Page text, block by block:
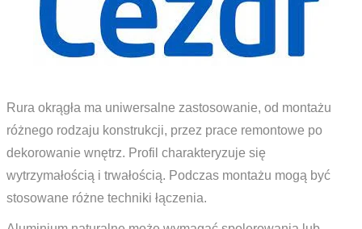
Rura okrągła ma uniwersalne zastosowanie, od montażu
różnego rodzaju konstrukcji, przez prace remontowe po
dekorowanie wnętrz. Profil charakteryzuje się
wytrzymałością i trwałością. Podczas montażu mogą być
stosowane różne techniki łączenia.